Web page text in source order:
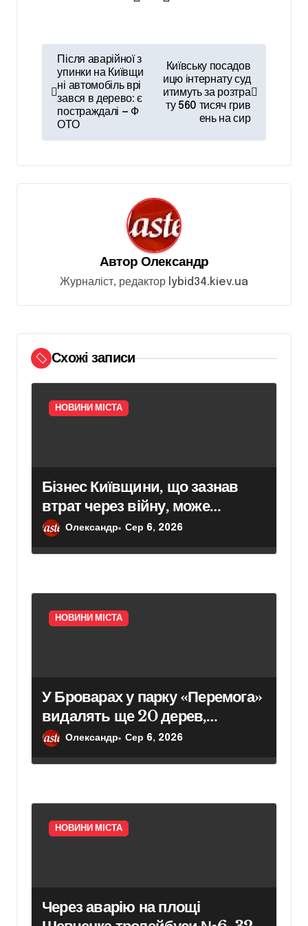
в
г
а
ц
п
и
с
і
в
Після аварійної з
упинки на Київщи
ні автомобіль врі
зався в дерево: є
постраждалі — Ф
ОТО
Київську посадов
ицю інтернату суд
итимуть за розтра
ту 560 тисяч грив
ень на сир
Автор Олександр
Журналіст, редактор lybid34.kiev.ua
Схожі записи
НОВИНИ МІСТА
Бізнес Київщини, що зазнав
втрат через війну, може
розраховувати на компенсацію
Олександр Сер 6, 2026
НОВИНИ МІСТА
У Броварах у парку «Перемога»
видалять ще 20 дерев,
уражених небезпечним
Олександр Сер 6, 2026
НОВИНИ МІСТА
Через аварію на площі